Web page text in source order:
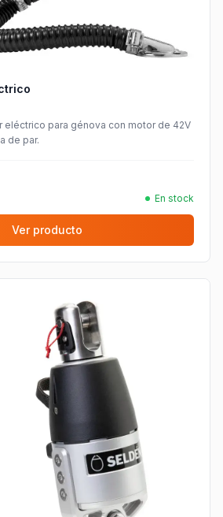
eléctrico para génova con motor de 42V
de par.
En stock
Ver producto